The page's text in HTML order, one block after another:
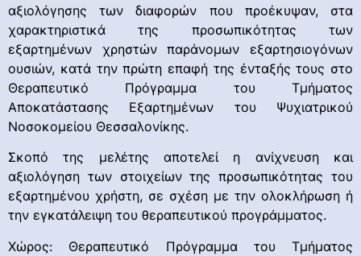
αξιολόγησης των διαφορών που προέκυψαν, στα
χαρακτηριστικά της προσωπικότητας των
εξαρτημένων χρηστών παράνομων εξαρτησιογόνων
ουσιών, κατά την πρώτη επαφή της ένταξής τους στο
Θεραπευτικό Πρόγραμμα του Τμήματος
Αποκατάστασης Εξαρτημένων του Ψυχιατρικού
Νοσοκομείου Θεσσαλονίκης.
Σκοπό της μελέτης αποτελεί η ανίχνευση και
αξιολόγηση των στοιχείων της προσωπικότητας του
εξαρτημένου χρήστη, σε σχέση με την ολοκλήρωση ή
την εγκατάλειψη του θεραπευτικού προγράμματος.
Χώρος: Θεραπευτικό Πρόγραμμα του Τμήματος